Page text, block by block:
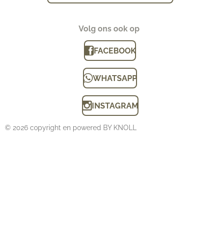
Volg ons ook op
FACEBOOK
WHATSAPP
INSTAGRAM
© 2026 copyright en powered BY KNOLL